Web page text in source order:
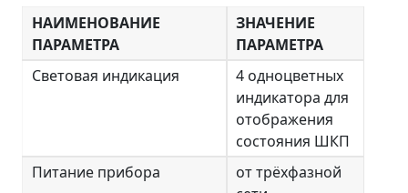
НАИМЕНОВАНИЕ
ПАРАМЕТРА
ЗНАЧЕНИЕ
ПАРАМЕТРА
Световая индикация
4 одноцветных
индикатора для
отображения
состояния ШКП
Питание прибора
от трёхфазной